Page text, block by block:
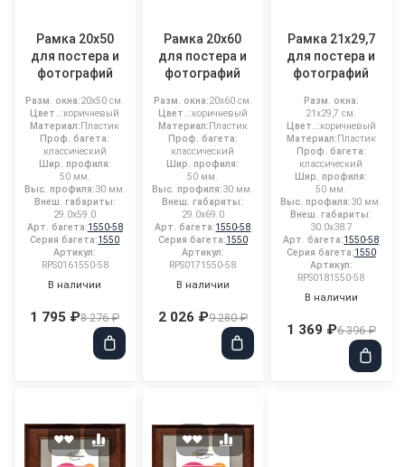
Рамка 20x50
для постера и
фотографий
Разм. окна:20x50 см.
Цвет..:коричневый
Материал: Пластик
Проф. багета:
классический
Шир. профиля:
50 мм.
Выс. профиля:30 мм.
Внеш. габариты:
29.0x59.0
Арт. багета:1550-58
Серия багета:1550
Артикул:
RPS0161550-58
В наличии
1 795 ₽8 276 ₽
Рамка 20x60
для постера и
фотографий
Разм. окна:20x60 см.
Цвет..:коричневый
Материал: Пластик
Проф. багета:
классический
Шир. профиля:
50 мм.
Выс. профиля:30 мм.
Внеш. габариты:
29.0x69.0
Арт. багета:1550-58
Серия багета:1550
Артикул:
RPS0171550-58
В наличии
2 026 ₽9 280 ₽
Рамка 21x29,7
для постера и
фотографий
Разм. окна:
21x29,7 см.
Цвет..:коричневый
Материал: Пластик
Проф. багета:
классический
Шир. профиля:
50 мм.
Выс. профиля:30 мм.
Внеш. габариты:
30.0x38.7
Арт. багета:1550-58
Серия багета:1550
Артикул:
RPS0181550-58
В наличии
1 369 ₽6 396 ₽